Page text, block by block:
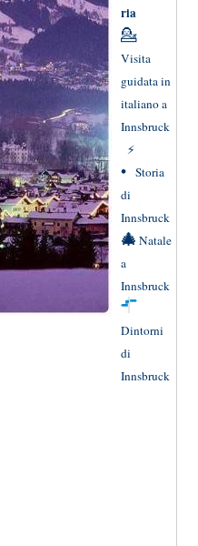
ria
💁
Visita
guidata in
italiano a
Innsbruck
⚡
• Storia
di
Innsbruck
🎄 Natale
a
Innsbruck
Dintorni
di
Innsbruck